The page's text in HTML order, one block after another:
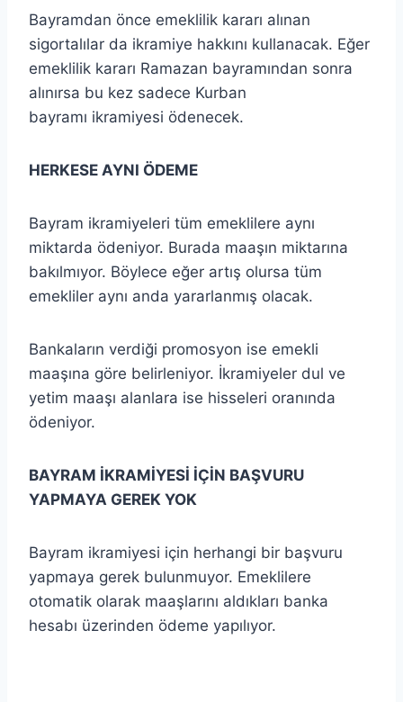
Bayramdan önce emeklilik kararı alınan
sigortalılar da ikramiye hakkını kullanacak. Eğer
emeklilik kararı Ramazan bayramından sonra
alınırsa bu kez sadece Kurban
bayramı ikramiyesi ödenecek.
HERKESE AYNI ÖDEME
Bayram ikramiyeleri tüm emeklilere aynı
miktarda ödeniyor. Burada maaşın miktarına
bakılmıyor. Böylece eğer artış olursa tüm
emekliler aynı anda yararlanmış olacak.
Bankaların verdiği promosyon ise emekli
maaşına göre belirleniyor. İkramiyeler dul ve
yetim maaşı alanlara ise hisseleri oranında
ödeniyor.
BAYRAM İKRAMİYESİ İÇİN BAŞVURU
YAPMAYA GEREK YOK
Bayram ikramiyesi için herhangi bir başvuru
yapmaya gerek bulunmuyor. Emeklilere
otomatik olarak maaşlarını aldıkları banka
hesabı üzerinden ödeme yapılıyor.